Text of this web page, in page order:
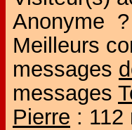
Anonyme ?
Meilleurs
messages
messages
Pierre : 112